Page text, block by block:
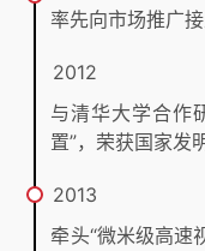
率先向市场推广
2012
与清华大学合作
置”，荣获国家发
2013
牵头“微米级高速